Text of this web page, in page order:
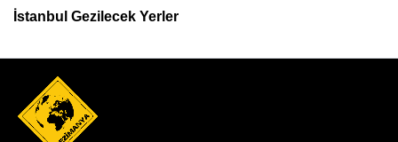
İstanbul Gezilecek Yerler